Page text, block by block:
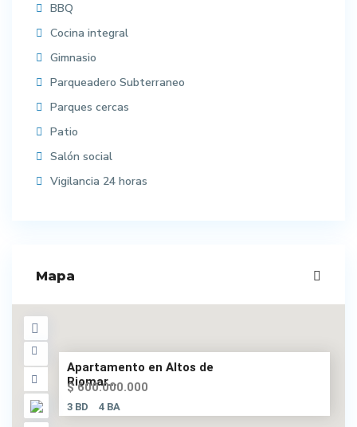
BBQ
Cocina integral
Gimnasio
Parqueadero Subterraneo
Parques cercas
Patio
Salón social
Vigilancia 24 horas
Mapa
Apartamento en Altos de
Riomar...
$ 600.000.000
3 BD 4 BA